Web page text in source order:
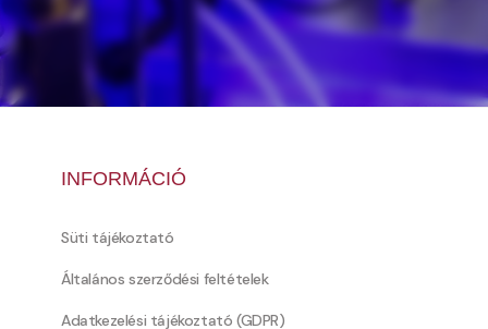
INFORMÁCIÓ
Süti tájékoztató
Általános szerződési feltételek
Adatkezelési tájékoztató (GDPR)